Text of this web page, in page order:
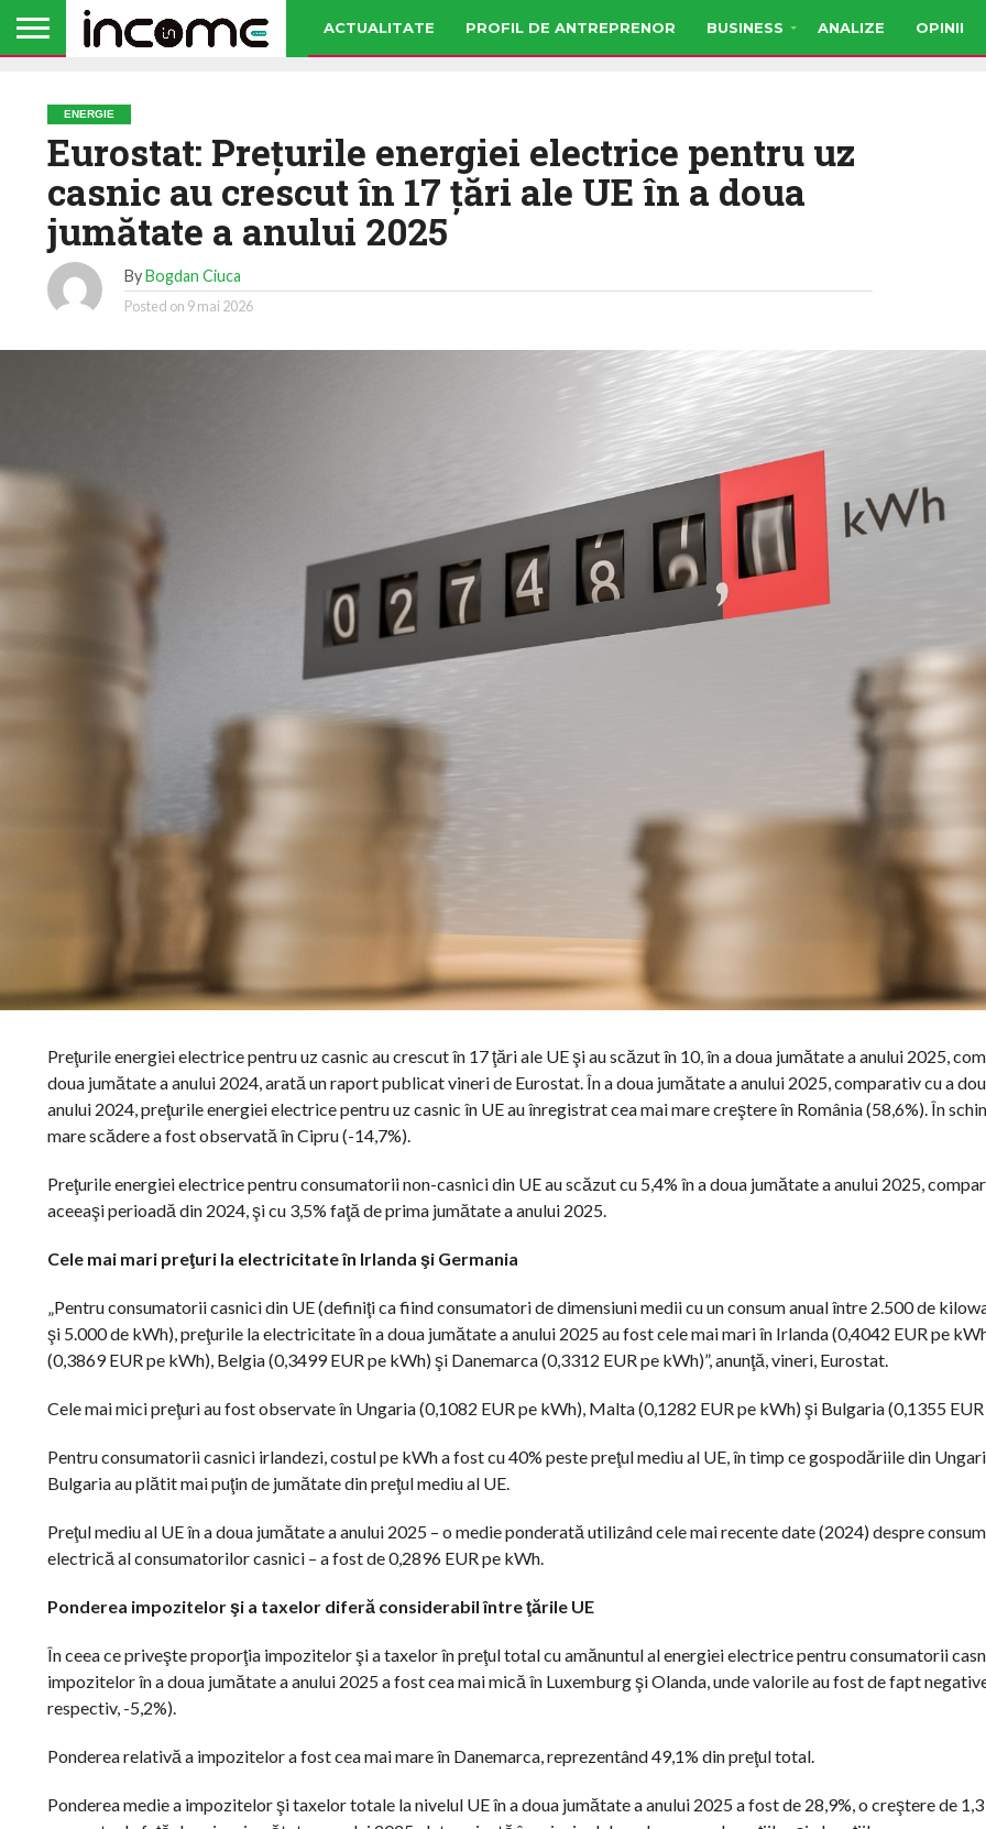
ACTUALITATE PROFIL DE ANTREPRENOR BUSINESS ANALIZE OPINII
ENERGIE
Eurostat: Preţurile energiei electrice pentru uz
casnic au crescut în 17 ţări ale UE în a doua
jumătate a anului 2025
ByBogdan Ciuca
Posted on 9 mai 2026
Preţurile energiei electrice pentru uz casnic au crescut în 17 ţări ale UE şi au scăzut în 10, în a doua jumătate a anului 2025,
doua jumătate a anului 2024, arată un raport publicat vineri de Eurostat. În a doua jumătate a anului 2025, comparativ cu a
anului 2024, preţurile energiei electrice pentru uz casnic în UE au înregistrat cea mai mare creştere în România (58,6%). În
mare scădere a fost observată în Cipru (-14,7%).
Preţurile energiei electrice pentru consumatorii non-casnici din UE au scăzut cu 5,4% în a doua jumătate a anului 2025,
aceeaşi perioadă din 2024, şi cu 3,5% faţă de prima jumătate a anului 2025.
Cele mai mari preţuri la electricitate în Irlanda şi Germania
„Pentru consumatorii casnici din UE (definiţi ca fiind consumatori de dimensiuni medii cu un consum anual între 2.500 de
şi 5.000 de kWh), preţurile la electricitate în a doua jumătate a anului 2025 au fost cele mai mari în Irlanda (0,4042 EUR pe
(0,3869 EUR pe kWh), Belgia (0,3499 EUR pe kWh) şi Danemarca (0,3312 EUR pe kWh)”, anunţă, vineri, Eurostat.
Cele mai mici preţuri au fost observate în Ungaria (0,1082 EUR pe kWh), Malta (0,1282 EUR pe kWh) şi Bulgaria (0,1355
Pentru consumatorii casnici irlandezi, costul pe kWh a fost cu 40% peste preţul mediu al UE, în timp ce gospodăriile din
Bulgaria au plătit mai puţin de jumătate din preţul mediu al UE.
Preţul mediu al UE în a doua jumătate a anului 2025 – o medie ponderată utilizând cele mai recente date (2024) despre
electrică al consumatorilor casnici – a fost de 0,2896 EUR pe kWh.
Ponderea impozitelor şi a taxelor diferă considerabil între ţările UE
În ceea ce priveşte proporţia impozitelor şi a taxelor în preţul total cu amănuntul al energiei electrice pentru consumatorii
impozitelor în a doua jumătate a anului 2025 a fost cea mai mică în Luxemburg şi Olanda, unde valorile au fost de fapt
respectiv, -5,2%).
Ponderea relativă a impozitelor a fost cea mai mare în Danemarca, reprezentând 49,1% din preţul total.
Ponderea medie a impozitelor şi taxelor totale la nivelul UE în a doua jumătate a anului 2025 a fost de 28,9%, o creştere de